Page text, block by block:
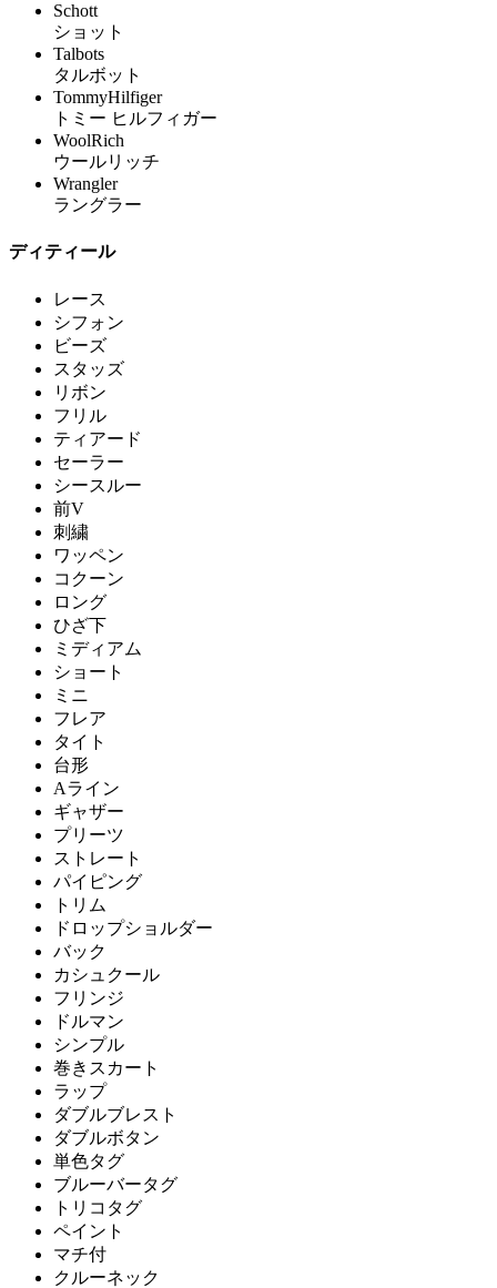
Schott
ショット
Talbots
タルボット
TommyHilfiger
トミー ヒルフィガー
WoolRich
ウールリッチ
Wrangler
ラングラー
ディティール
レース
シフォン
ビーズ
スタッズ
リボン
フリル
ティアード
セーラー
シースルー
前V
刺繍
ワッペン
コクーン
ロング
ひざ下
ミディアム
ショート
ミニ
フレア
タイト
台形
Aライン
ギャザー
プリーツ
ストレート
パイピング
トリム
ドロップショルダー
バック
カシュクール
フリンジ
ドルマン
シンプル
巻きスカート
ラップ
ダブルブレスト
ダブルボタン
単色タグ
ブルーバータグ
トリコタグ
ペイント
マチ付
クルーネック